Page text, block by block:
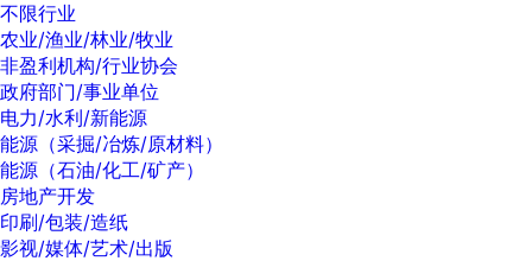
不限行业
农业/渔业/林业/牧业
非盈利机构/行业协会
政府部门/事业单位
电力/水利/新能源
能源（采掘/冶炼/原材料）
能源（石油/化工/矿产）
房地产开发
印刷/包装/造纸
影视/媒体/艺术/出版